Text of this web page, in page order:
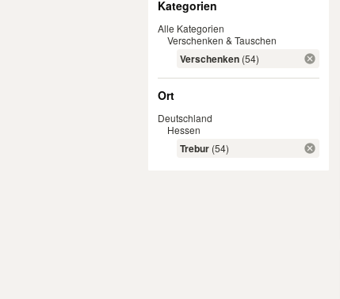
Kategorien
Alle Kategorien
Verschenken & Tauschen
Verschenken (54)
Ort
Deutschland
Hessen
Trebur (54)